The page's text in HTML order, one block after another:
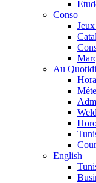
Conso
Au
English